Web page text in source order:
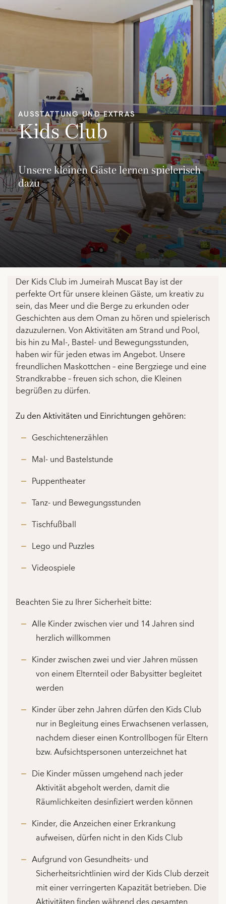
AUSSTATTUNG UND EXTRAS
Kids Club
Unsere kleinen Gäste lernen spielerisch
dazu
Der Kids Club im Jumeirah Muscat Bay ist der
perfekte Ort für unsere kleinen Gäste, um kreativ zu
sein, das Meer und die Berge zu erkunden oder
Geschichten aus dem Oman zu hören und spielerisch
dazuzulernen. Von Aktivitäten am Strand und Pool,
bis hin zu Mal-, Bastel- und Bewegungsstunden,
haben wir für jeden etwas im Angebot. Unsere
freundlichen Maskottchen – eine Bergziege und eine
Strandkrabbe – freuen sich schon, die Kleinen
begrüßen zu dürfen.
Zu den Aktivitäten und Einrichtungen gehören:
Geschichtenerzählen
Mal- und Bastelstunde
Puppentheater
Tanz- und Bewegungsstunden
Tischfußball
Lego und Puzzles
Videospiele
Beachten Sie zu Ihrer Sicherheit bitte:
Alle Kinder zwischen vier und 14 Jahren sind
herzlich willkommen
Kinder zwischen zwei und vier Jahren müssen
von einem Elternteil oder Babysitter begleitet
werden
Kinder über zehn Jahren dürfen den Kids Club
nur in Begleitung eines Erwachsenen verlassen,
nachdem dieser einen Kontrollbogen für Eltern
bzw. Aufsichtspersonen unterzeichnet hat
Die Kinder müssen umgehend nach jeder
Aktivität abgeholt werden, damit die
Räumlichkeiten desinfiziert werden können
Kinder, die Anzeichen einer Erkrankung
aufweisen, dürfen nicht in den Kids Club
Aufgrund von Gesundheits- und
Sicherheitsrichtlinien wird der Kids Club derzeit
mit einer verringerten Kapazität betrieben. Die